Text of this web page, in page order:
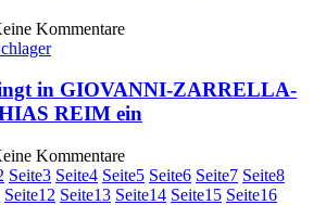
Kommentare
in GIOVANNI-ZARRELLA-
REIM ein
Kommentare
Seite3 Seite4 Seite5 Seite6 Seite7 Seite8
Seite12 Seite13 Seite14 Seite15 Seite16